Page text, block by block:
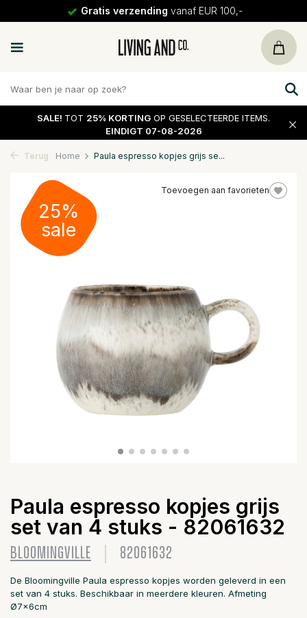
Gratis verzending vanaf EUR 100,-
SALE! TOT 25% KORTING OP GESELECTEERDE ITEMS.
EINDIGT 07-08-2026
Terug Home Paula espresso kopjes grijs se...
Toevoegen aan favorieten
25%
sale
Paula espresso kopjes grijs
set van 4 stuks - 82061632
BLOOMINGVILLE 82061632
De Bloomingville Paula espresso kopjes worden geleverd in een
set van 4 stuks. Beschikbaar in meerdere kleuren. Afmeting
Ø7x6cm